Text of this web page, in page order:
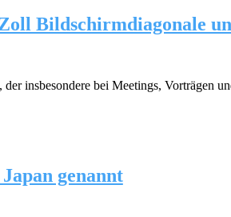
Bildschirmdiagonale
insbesondere bei Meetings, Vorträgen
genannt